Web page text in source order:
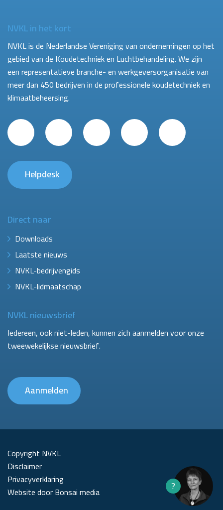
NVKL in het kort
NVKL is de Nederlandse Vereniging van ondernemingen op het
gebied van de Koudetechniek en Luchtbehandeling. We zijn
een representatieve branche- en werkgeversorganisatie van
meer dan 450 bedrijven in de professionele koudetechniek en
klimaatbeheersing.
Helpdesk
Direct naar
Downloads
Laatste nieuws
NVKL-bedrijvengids
NVKL-lidmaatschap
NVKL nieuwsbrief
Iedereen, ook niet-leden, kunnen zich aanmelden voor onze
tweewekelijkse nieuwsbrief.
Aanmelden
Copyright NVKL
Disclaimer
Privacyverklaring
Website door Bonsai media
?